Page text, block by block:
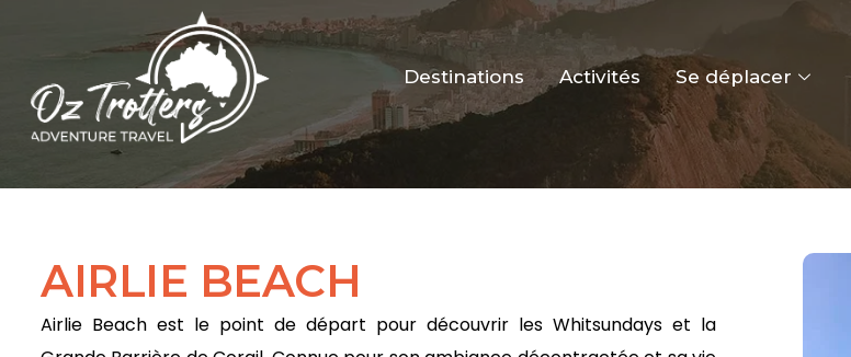
Destinations Activités Se déplacer
AIRLIE BEACH
Airlie Beach est le point de départ pour découvrir les Whitsundays et la